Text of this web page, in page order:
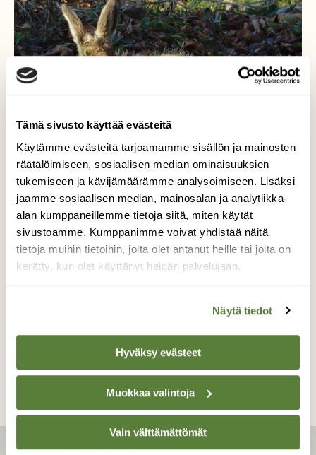
Tämä sivusto käyttää evästeitä
Käytämme evästeitä tarjoamamme sisällön ja mainosten
räätälöimiseen, sosiaalisen median ominaisuuksien
tukemiseen ja kävijämäärämme analysoimiseen. Lisäksi
jaamme sosiaalisen median, mainosalan ja analytiikka-
alan kumppaneillemme tietoja siitä, miten käytät
sivustoamme. Kumppanimme voivat yhdistää näitä
tietoja muihin tietoihin, joita olet antanut heille tai joita on
kerätty, kun olet käyttänyt heidän palvelujaan.
Näytä tiedot
Hyväksy evästeet
Muokkaa valintoja
Vain välttämättömät
Rusakko
Rusakko peseytyy
Valokuvaaja: Aki Jalava, 8.5.2023 Rusko
TAKAISIN LISTAAN